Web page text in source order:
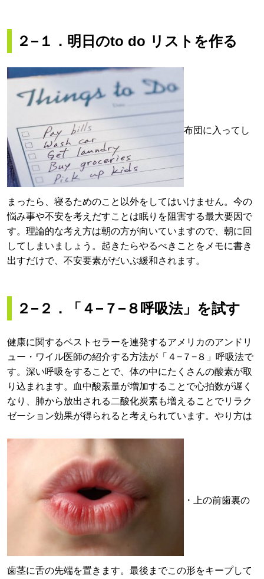
２−１．明日のto do リストを作る
布団に入ってし
まったら、寝るためのこと以外をしてはいけません。今の
悩み事や不安を考えだすことは眠りを阻害する最大要因で
す。理論的な考え方は朝の方が向いていますので、朝に回
してしまいましょう。起きたらやるべきことをメモに書き
出すだけで、不安要素がだいぶ緩和されます。
２−２．「４−７−８呼吸法」を試す
健康に関するベストセラーを連発するアメリカのアンドリ
ュー・ワイル医師の紹介する方法が「４−７−８」呼吸法で
す。深い呼吸をすることで、体の中にたくさんの酸素が取
り込まれます。血中酸素量が増加することで心拍数が遅く
なり、肺から放出される二酸化炭素も増えることでリラク
ゼーション効果が得られると考えられています。やり方は
・上の前歯裏の
歯茎に舌の先端を置きます。最後までこの形をキープして